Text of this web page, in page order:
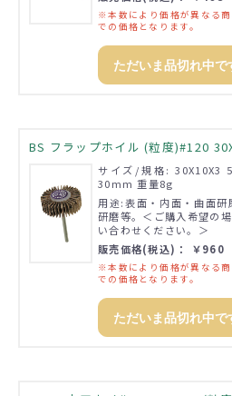
※本数により価格が異なる
での価格となります。
ただいま品切れ中で
BS フラップホイル (粒度)#120
サイズ/規格: 30X10X3
30mm 重量8g
用途:表面・内面・曲面
研磨等。＜ご購入希望の
い合わせください。＞
販売価格(税込)： ￥960
※本数により価格が異なる
での価格となります。
ただいま品切れ中で